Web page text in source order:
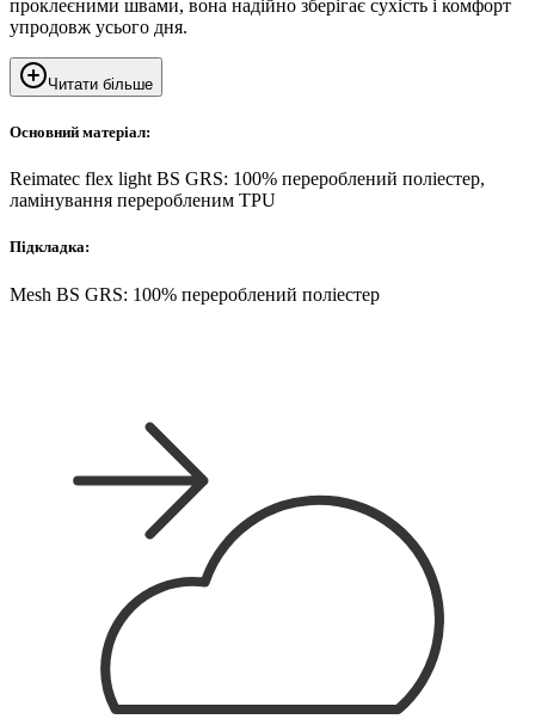
проклеєними швами, вона надійно зберігає сухість і комфорт
упродовж усього дня.
Читати більше
Основний матеріал:
Reimatec flex light BS GRS: 100% перероблений поліестер,
ламінування переробленим TPU
Підкладка:
Mesh BS GRS: 100% перероблений поліестер